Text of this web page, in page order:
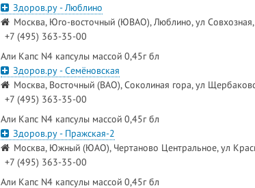
Здоров.ру - Люблино
Москва, Юго-восточный (ЮВАО), Люблино, ул
+7 (495) 363-35-00
Али Капс N4 капсулы массой 0,45г бл
Здоров.ру - Семёновская
Москва, Восточный (ВАО), Соколиная гора, ул
+7 (495) 363-35-00
Али Капс N4 капсулы массой 0,45г бл
Здоров.ру - Пражская-2
Москва, Южный (ЮАО), Чертаново Центральное, ул
+7 (495) 363-35-00
Али Капс N4 капсулы массой 0,45г бл